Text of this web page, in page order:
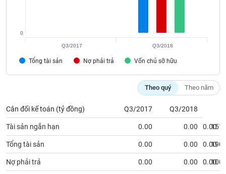
Tổng tài sản Nợ phải trả Vốn chủ sỡ hữu
0
Q3/2017 Q3/2018
Theo quý Theo năm
Cân đối kế toán (tỷ đồng) Q3/2017 Q3/2018
Tài sản ngắn hạn 0.00 0.00 0.00
Tổng tài sản 0.00 0.00 0.00
Nợ phải trả 0.00 0.00 0.00
chính
Công
cụ
đầu
tư